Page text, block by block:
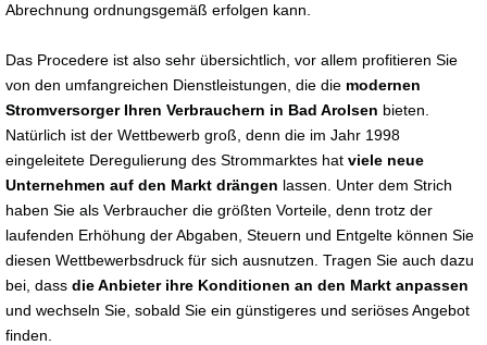
Abrechnung ordnungsgemäß erfolgen kann.
Das Procedere ist also sehr übersichtlich, vor allem profitieren Sie
von den umfangreichen Dienstleistungen, die die modernen
Stromversorger Ihren Verbrauchern in Bad Arolsen bieten.
Natürlich ist der Wettbewerb groß, denn die im Jahr 1998
eingeleitete Deregulierung des Strommarktes hat viele neue
Unternehmen auf den Markt drängen lassen. Unter dem Strich
haben Sie als Verbraucher die größten Vorteile, denn trotz der
laufenden Erhöhung der Abgaben, Steuern und Entgelte können Sie
diesen Wettbewerbsdruck für sich ausnutzen. Tragen Sie auch dazu
bei, dass die Anbieter ihre Konditionen an den Markt anpassen
und wechseln Sie, sobald Sie ein günstigeres und seriöses Angebot
finden.